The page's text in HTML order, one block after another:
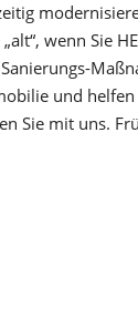
wenn Sie
und helfen
Sie mit uns.